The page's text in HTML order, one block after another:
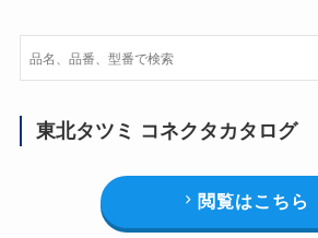
東北タツミ コネクタカタログ
閲覧はこちら